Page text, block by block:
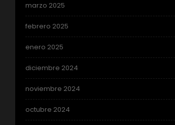
marzo 2025
febrero 2025
enero 2025
diciembre 2024
noviembre 2024
octubre 2024